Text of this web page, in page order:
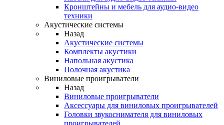
Кронштейны и мебель для аудио-видео
техники
Акустические системы
Назад
Акустические системы
Комплекты акустики
Напольная акустика
Полочная акустика
Виниловые проигрыватели
Назад
Виниловые проигрыватели
Аксессуары для виниловых проигрывателей
Головки звукоснимателя для виниловых
проигрывателей